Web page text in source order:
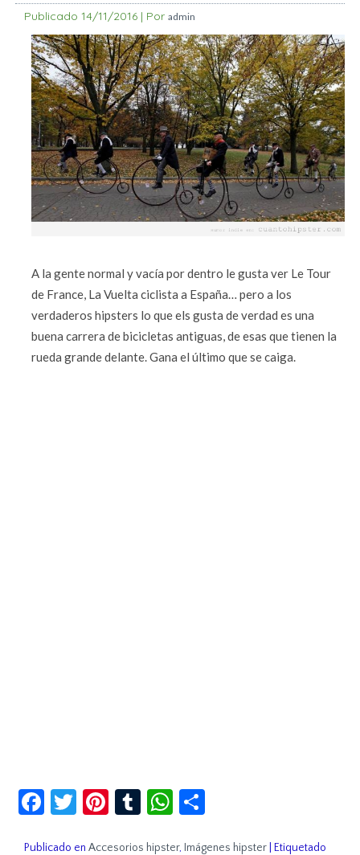
Publicado 14/11/2016 | Por admin
A la gente normal y vacía por dentro le gusta ver Le Tour
de France, La Vuelta ciclista a España… pero a los
verdaderos hipsters lo que els gusta de verdad es una
buena carrera de bicicletas antiguas, de esas que tienen la
rueda grande delante. Gana el último que se caiga.
Facebook
Twitter
Pinterest
TumblrWhatsApp
Publicado en Accesorios hipster, Imágenes hipster
Etiquetado